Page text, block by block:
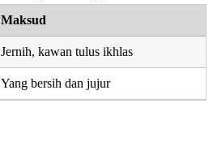
Maksud
Jernih, kawan tulus ikhlas
Yang bersih dan jujur